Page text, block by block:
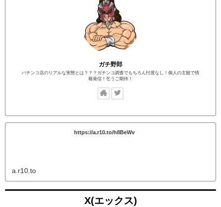
ガチ野郎
パチンコ店のリアルな実態とは？？？ガチンコ調査でもちろん忖度なし！個人の主観で情
報発信！乞うご期待！
https://a.r10.to/h8BeWv
a.r10.to
X(エックス)